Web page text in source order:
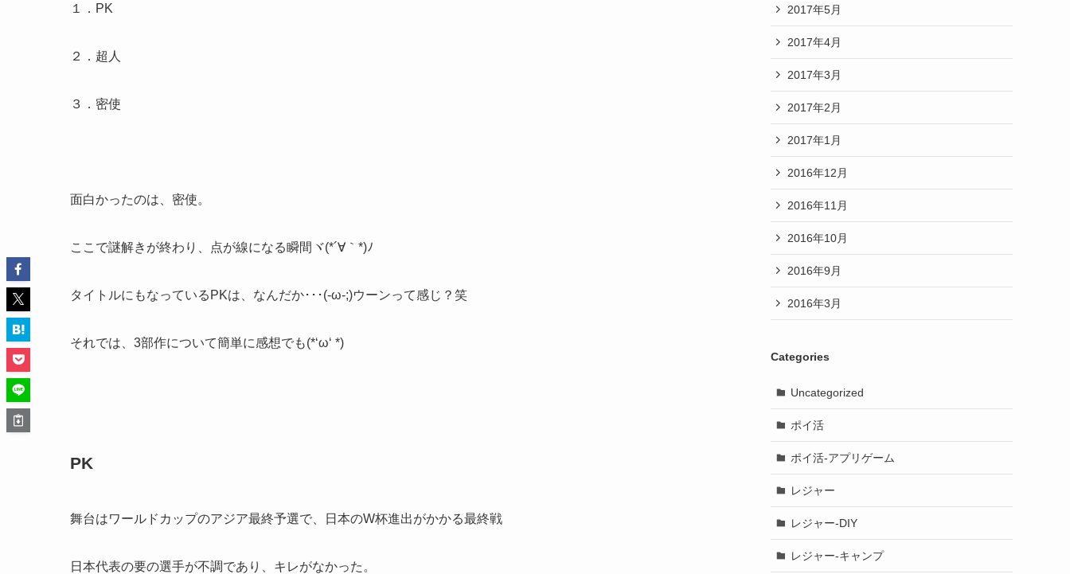
１．PK
２．超人
３．密使
面白かったのは、密使。
ここで謎解きが終わり、点が線になる瞬間ヾ(*´∀｀*)ﾉ
タイトルにもなっているPKは、なんだか･･･(-ω-;)ウーンって感じ？笑
それでは、3部作について簡単に感想でも(*‘ω‘ *)
PK
舞台はワールドカップのアジア最終予選で、日本のW杯進出がかかる最終戦
日本代表の要の選手が不調であり、キレがなかった。
2017年5月
2017年4月
2017年3月
2017年2月
2017年1月
2016年12月
2016年11月
2016年10月
2016年9月
2016年3月
Categories
Uncategorized
ポイ活
ポイ活-アプリゲーム
レジャー
レジャー-DIY
レジャー-キャンプ